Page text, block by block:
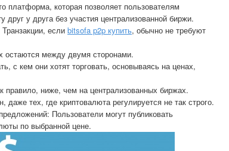
платформа, которая позволяет пользователям
у друга без участия централизованной биржи.
если bitsofa p2p купить, обычно не требуют
остаются между двумя сторонами.
с кем они хотят торговать, основываясь на ценах,
правило, ниже, чем на централизованных биржах.
тех, где криптовалюта регулируется не так строго.
Пользователи могут публиковать
по выбранной цене.